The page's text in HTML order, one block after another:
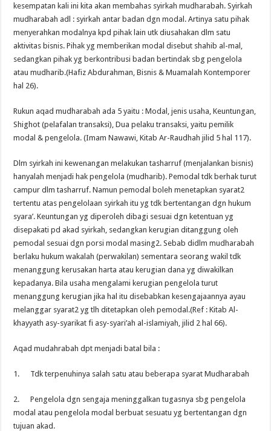
kesempatan kali ini kita akan membahas syirkah mudharabah. Syirkah
mudharabah adl : syirkah antar badan dgn modal. Artinya satu pihak
menyerahkan modalnya kpd pihak lain utk diusahakan dlm satu
aktivitas bisnis. Pihak yg memberikan modal disebut shahib al-mal,
sedangkan pihak yg berkontribusi badan bertindak sbg pengelola
atau mudharib.(Hafiz Abdurahman, Bisnis & Muamalah Kontemporer
hal 26).
Rukun aqad mudharabah ada 5 yaitu : Modal, jenis usaha, Keuntungan,
Shighot (pelafalan transaksi), Dua pelaku transaksi, yaitu pemilik
modal & pengelola. (Imam Nawawi, Kitab Ar-Raudhah jilid 5 hal 117).
Dlm syirkah ini kewenangan melakukan tasharruf (menjalankan bisnis)
hanyalah menjadi hak pengelola (mudharib). Pemodal tdk berhak turut
campur dlm tasharruf. Namun pemodal boleh menetapkan syarat2
tertentu atas pengelolaan syirkah itu yg tdk bertentangan dgn hukum
syara’. Keuntungan yg diperoleh dibagi sesuai dgn ketentuan yg
disepakati pd akad syirkah, sedangkan kerugian ditanggung oleh
pemodal sesuai dgn porsi modal masing2. Sebab didlm mudharabah
berlaku hukum wakalah (perwakilan) sementara seorang wakil tdk
menanggung kerusakan harta atau kerugian dana yg diwakilkan
kepadanya. Bila usaha mengalami kerugian pengelola turut
menanggung kerugian jika hal itu disebabkan kesengajaannya ayau
melanggar syarat2 yg tlh ditetapkan oleh pemodal.(Ref : Kitab Al-
khayyath asy-syarikat fi asy-syari’ah al-islamiyah, jilid 2 hal 66).
Aqad mudahrabah dpt menjadi batal bila :
1. Tdk terpenuhinya salah satu atau beberapa syarat Mudharabah
2. Pengelola dgn sengaja meninggalkan tugasnya sbg pengelola
modal atau pengelola modal berbuat sesuatu yg bertentangan dgn
tujuan akad.